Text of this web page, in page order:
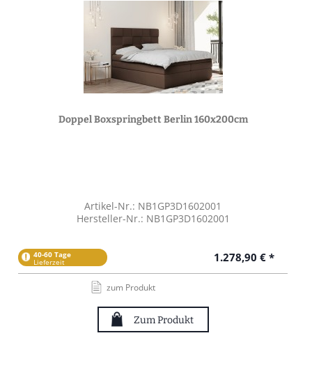
Doppel Boxspringbett Berlin 160x200cm
Artikel-Nr.: NB1GP3D1602001
Hersteller-Nr.: NB1GP3D1602001
40-60 Tage
Lieferzeit 1.278,90 € *
zum Produkt
Zum Produkt